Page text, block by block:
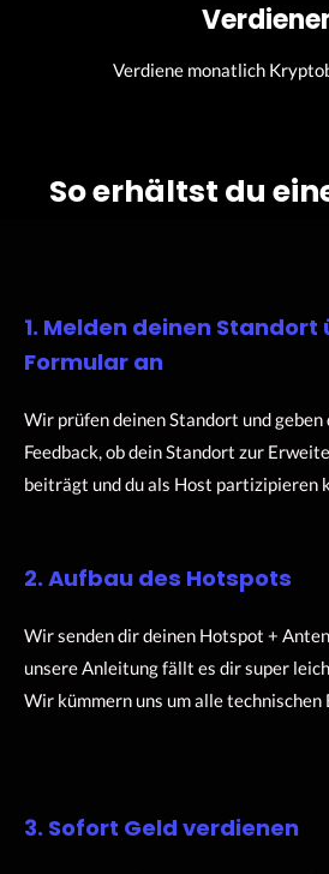
Verdiene monatlich
So erhältst du
1. Melden deinen Standort
Formular an
Wir prüfen deinen Standort und geben
Feedback, ob dein Standort zur
beiträgt und du als Host partizipieren
2. Aufbau des Hotspots
Wir senden dir deinen Hotspot +
unsere Anleitung fällt es dir super
Wir kümmern uns um alle technischen
3. Sofort Geld verdienen